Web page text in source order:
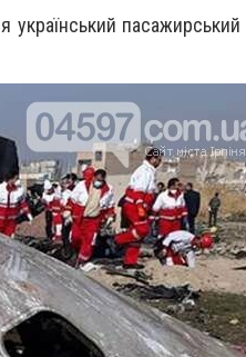
український пасажирський